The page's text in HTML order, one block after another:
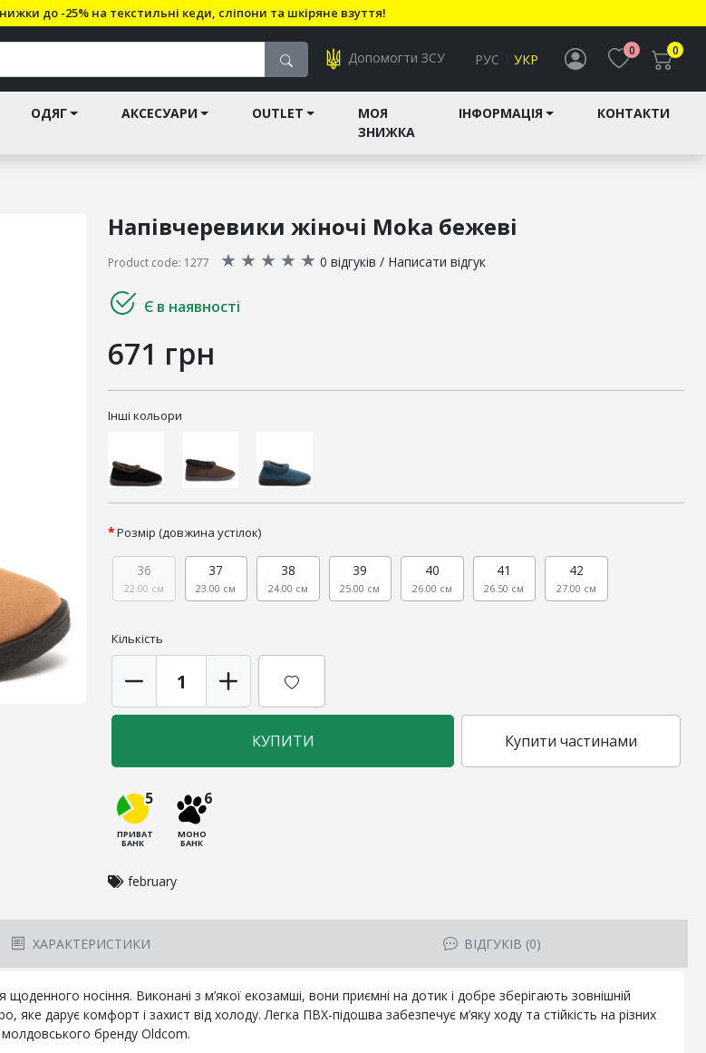
до -25% на текстильні кеди, сліпони та шкіряне взуття!
Допомогти ЗСУ РУС УКР
0 0
ОДЯГ АКСЕСУАРИ OUTLET
МОЯ
ЗНИЖКА
ІНФОРМАЦІЯ КОНТАКТИ
Напівчеревики жіночі Moka бежеві
Product code: 1277 ★ ★ ★ ★ ★ 0 відгуків / Написати відгук
Є в наявності
671 грн
Інші кольори
Розмір (довжина устілок)
36
22.00 см
37
23.00 см
38
24.00 см
39
25.00 см
40
26.00 см
41
26.50 см
42
27.00 см
Кількість
КУПИТИ Купити частинами
5
ПРИВАТ
БАНК
6
МОНО
БАНК
february
ХАРАКТЕРИСТИКИ ВІДГУКІВ (0)
носіння. Виконані з м’якої екозамші, вони приємні на дотик і добре зберігають зовнішній
дарує комфорт і захист від холоду. Легка ПВХ-підошва забезпечує м’яку ходу та стійкість на різних
бренду Oldcom.